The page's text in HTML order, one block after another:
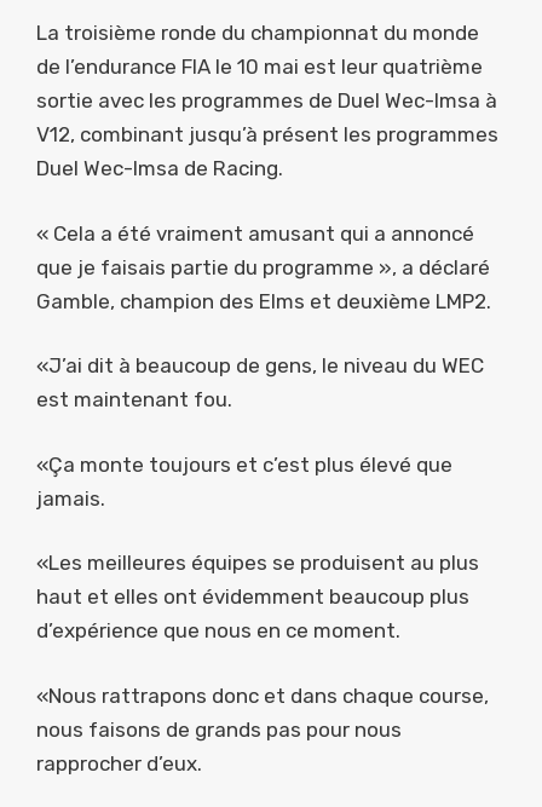
La troisième ronde du championnat du monde
de l’endurance FIA ​​le 10 mai est leur quatrième
sortie avec les programmes de Duel Wec-Imsa à
V12, combinant jusqu’à présent les programmes
Duel Wec-Imsa de Racing.
« Cela a été vraiment amusant qui a annoncé
que je faisais partie du programme », a déclaré
Gamble, champion des Elms et deuxième LMP2.
«J’ai dit à beaucoup de gens, le niveau du WEC
est maintenant fou.
«Ça monte toujours et c’est plus élevé que
jamais.
«Les meilleures équipes se produisent au plus
haut et elles ont évidemment beaucoup plus
d’expérience que nous en ce moment.
«Nous rattrapons donc et dans chaque course,
nous faisons de grands pas pour nous
rapprocher d’eux.